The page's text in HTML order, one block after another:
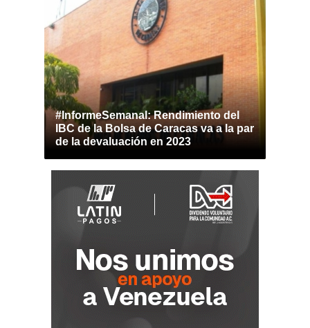
#InformeSemanal: Rendimiento del
IBC de la Bolsa de Caracas va a la par
de la devaluación en 2023